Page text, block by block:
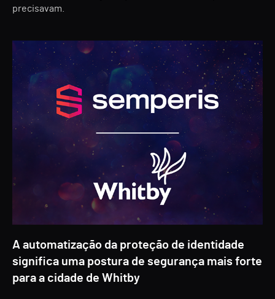
precisavam.
A automatização da proteção de identidade
significa uma postura de segurança mais forte
para a cidade de Whitby